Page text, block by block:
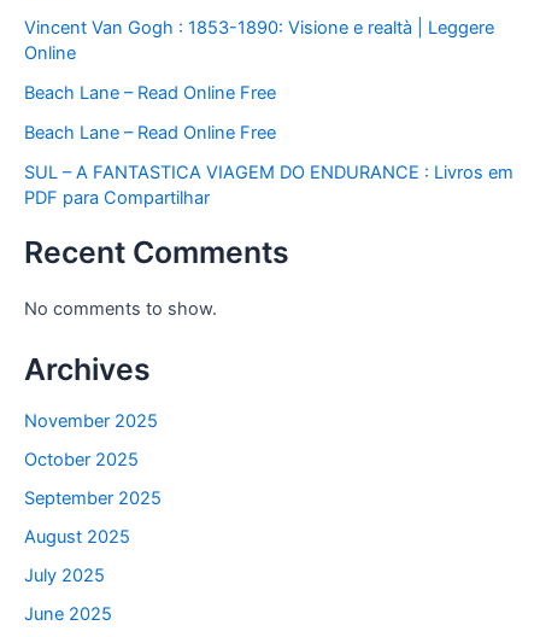
Vincent Van Gogh : 1853-1890: Visione e realtà | Leggere
Online
Beach Lane – Read Online Free
Beach Lane – Read Online Free
SUL – A FANTASTICA VIAGEM DO ENDURANCE : Livros em
PDF para Compartilhar
Recent Comments
No comments to show.
Archives
November 2025
October 2025
September 2025
August 2025
July 2025
June 2025